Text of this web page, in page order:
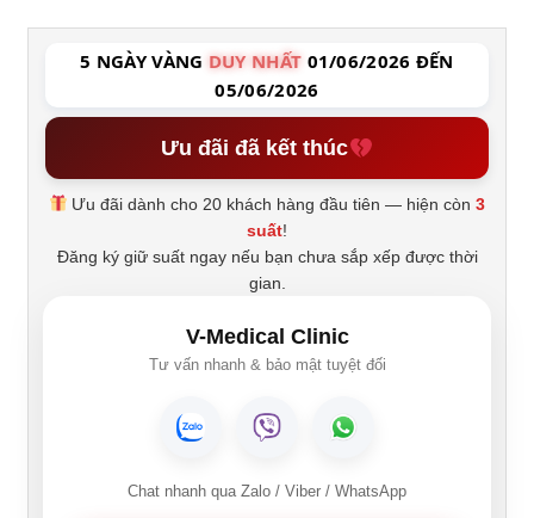
5 NGÀY VÀNG DUY NHẤT 01/06/2026 ĐẾN
05/06/2026
Ưu đãi đã kết thúc
Ưu đãi dành cho 20 khách hàng đầu tiên — hiện còn3
suất!
Đăng ký giữ suất ngay nếu bạn chưa sắp xếp được thời
gian.
V-Medical Clinic
Tư vấn nhanh & bảo mật tuyệt đối
Chat nhanh qua Zalo / Viber / WhatsApp